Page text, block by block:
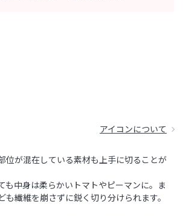
アイコンについて
位が混在している素材も上手に切ることが
も中身は柔らかいトマトやピーマンに。ま
も繊維を崩さずに鋭く切り分けられます。